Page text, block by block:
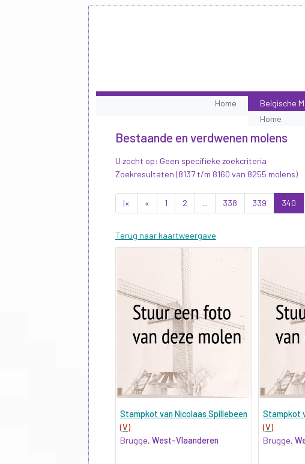
Home
Belgische
Home
Bestaande en verdwenen molens
U zocht op: Geen specifieke zoekcriteria
Zoekresultaten (8137 t/m 8160 van 8255 molens)
|« « 1 2 ... 338 339 340
Terug naar kaartweergave
Stampkot van Nicolaas Spillebeen
(V)
Brugge, West-Vlaanderen
Stampkot
(V)
Brugge,